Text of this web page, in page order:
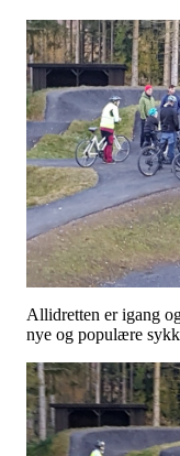
Allidretten er igang
nye og populære